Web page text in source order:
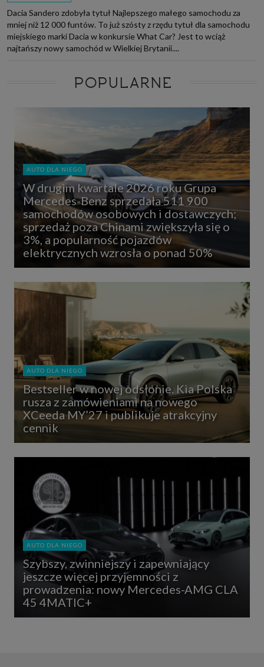
Dacia Sandero zdobyła tytuł Najlepszego małego samochodu za
mniej niż 12 000 funtów. To już szósty z rzędu tytuł dla samochodu
miejskiego marki Dacia w konkursie What Car? Jest to wciąż
najtańszy nowy samochód w Wielkiej Brytanii....
POPULARNE
AUTO DLA NIEGO
W drugim kwartale 2026 roku Grupa
Mercedes-Benz sprzedała 511 900
samochodów osobowych i dostawczych;
sprzedaż poza Chinami zwiększyła się o
3%, a popularność pojazdów
elektrycznych wzrosła o ponad 50%
AUTO DLA NIEGO
Bestseller w nowej odsłonie. Kia Polska
rusza z zamówieniami na nowego
XCeeda MY’27 i publikuje atrakcyjny
cennik
AUTO DLA NIEGO
Szybszy, zwinniejszy i zapewniający
jeszcze więcej przyjemności z
prowadzenia: nowy Mercedes-AMG CLA
45 4MATIC+